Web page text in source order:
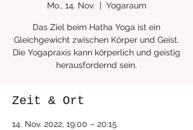
Mo., 14. Nov.
  |
Yogaraum
Das Ziel beim Hatha Yoga ist ein
Gleichgewicht zwischen Körper und Geist.
Die Yogapraxis kann körperlich und geistig
Zeit & Ort
14. Nov. 2022, 19:00 – 20:15